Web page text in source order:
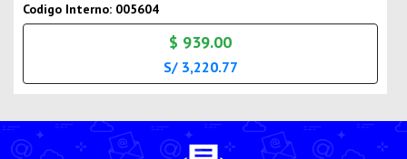
Codigo Interno: 005604
$ 939.00
S/ 3,220.77